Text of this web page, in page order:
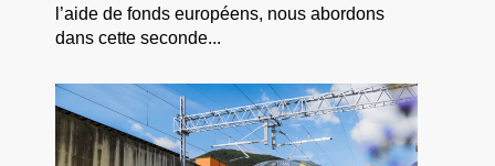
l’aide de fonds européens, nous abordons
dans cette seconde...